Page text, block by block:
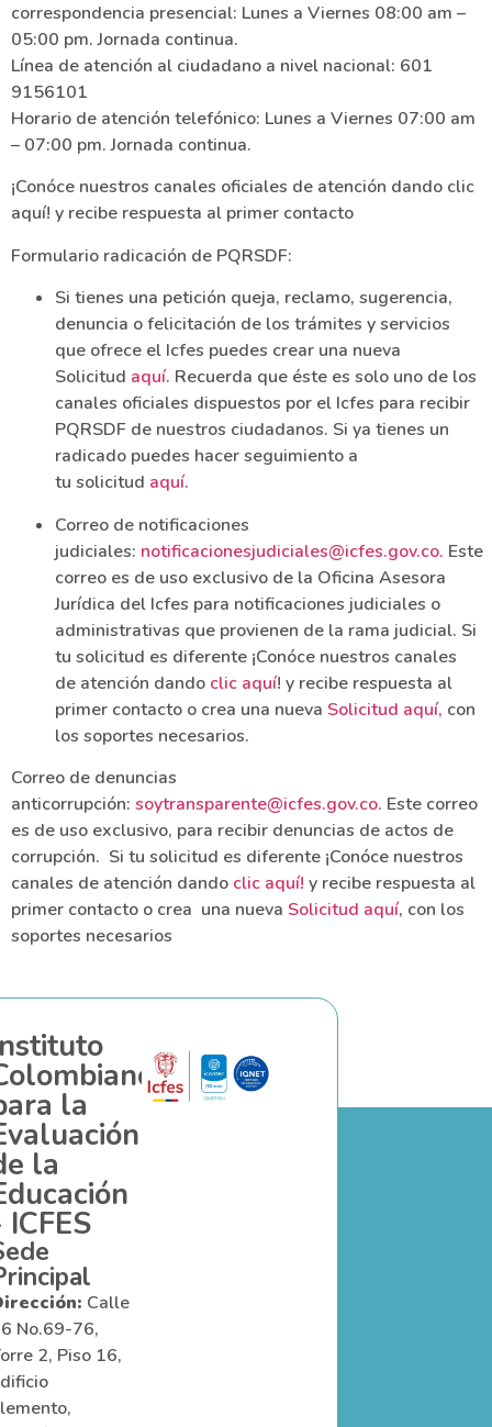
correspondencia presencial: Lunes a Viernes 08:00 am –
05:00 pm. Jornada continua.
Línea de atención al ciudadano a nivel nacional: 601
9156101
Horario de atención telefónico: Lunes a Viernes 07:00 am
– 07:00 pm. Jornada continua.
¡Conóce nuestros canales oficiales de atención dando clic
aquí! y recibe respuesta al primer contacto
Formulario radicación de PQRSDF:
Si tienes una petición queja, reclamo, sugerencia,
denuncia o felicitación de los trámites y servicios
que ofrece el Icfes puedes crear una nueva
Solicitud aquí. Recuerda que éste es solo uno de los
canales oficiales dispuestos por el Icfes para recibir
PQRSDF de nuestros ciudadanos. Si ya tienes un
radicado puedes hacer seguimiento a
tu solicitud aquí.
Correo de notificaciones
judiciales: notificacionesjudiciales@icfes.gov.co. Este
correo es de uso exclusivo de la Oficina Asesora
Jurídica del Icfes para notificaciones judiciales o
administrativas que provienen de la rama judicial. Si
tu solicitud es diferente ¡Conóce nuestros canales
de atención dando clic aquí! y recibe respuesta al
primer contacto o crea una nueva Solicitud aquí, con
los soportes necesarios.
Correo de denuncias
anticorrupción: soytransparente@icfes.gov.co. Este correo
es de uso exclusivo, para recibir denuncias de actos de
corrupción. Si tu solicitud es diferente ¡Conóce nuestros
canales de atención dando clic aquí! y recibe respuesta al
primer contacto o crea una nueva Solicitud aquí, con los
soportes necesarios
la
la
ICFES
Calle
No.69-76,
2, Piso 16,